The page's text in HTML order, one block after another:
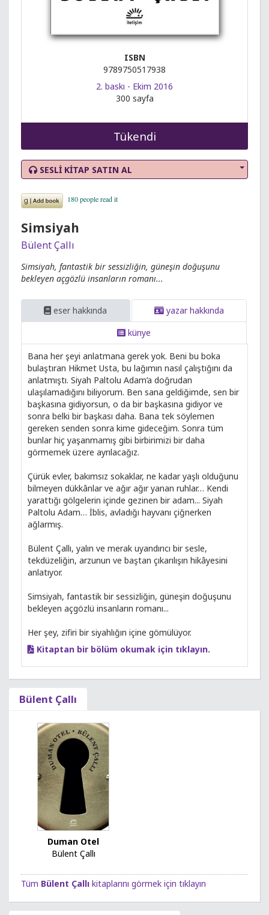
ISBN
9789750517938
2. baskı - Ekim 2016
300 sayfa
Tükendi
SESLİ KİTAP SATIN AL
Simsiyah
Bülent Çallı
Simsiyah, fantastik bir sessizliğin, güneşin doğuşunu
bekleyen açgözlü insanların romanı...
eser hakkında
yazar hakkında
künye
Bana her şeyi anlatmana gerek yok. Beni bu boka
bulaştıran Hikmet Usta, bu lağımın nasıl çalıştığını da
anlatmıştı. Siyah Paltolu Adam’a doğrudan
ulaşılamadığını biliyorum. Ben sana geldiğimde, sen bir
başkasına gidiyorsun, o da bir başkasına gidiyor ve
sonra belki bir başkası daha. Bana tek söylemen
gereken senden sonra kime gideceğim. Sonra tüm
bunlar hiç yaşanmamış gibi birbirimizi bir daha
görmemek üzere ayrılacağız.
Çürük evler, bakımsız sokaklar, ne kadar yaşlı olduğunu
bilmeyen dükkânlar ve ağır ağır yanan ruhlar… Kendi
yarattığı gölgelerin içinde gezinen bir adam... Siyah
Paltolu Adam… İblis, avladığı hayvanı çiğnerken
ağlarmış.
Bülent Çallı, yalın ve merak uyandırıcı bir sesle,
tekdüzeliğin, arzunun ve baştan çıkarılışın hikâyesini
anlatıyor.
Simsiyah, fantastik bir sessizliğin, güneşin doğuşunu
bekleyen açgözlü insanların romanı...
Her şey, zifiri bir siyahlığın içine gömülüyor.
Kitaptan bir bölüm okumak için tıklayın.
Bülent Çallı
Duman Otel
Bülent Çallı
Tüm Bülent Çallı kitaplarını görmek için tıklayın